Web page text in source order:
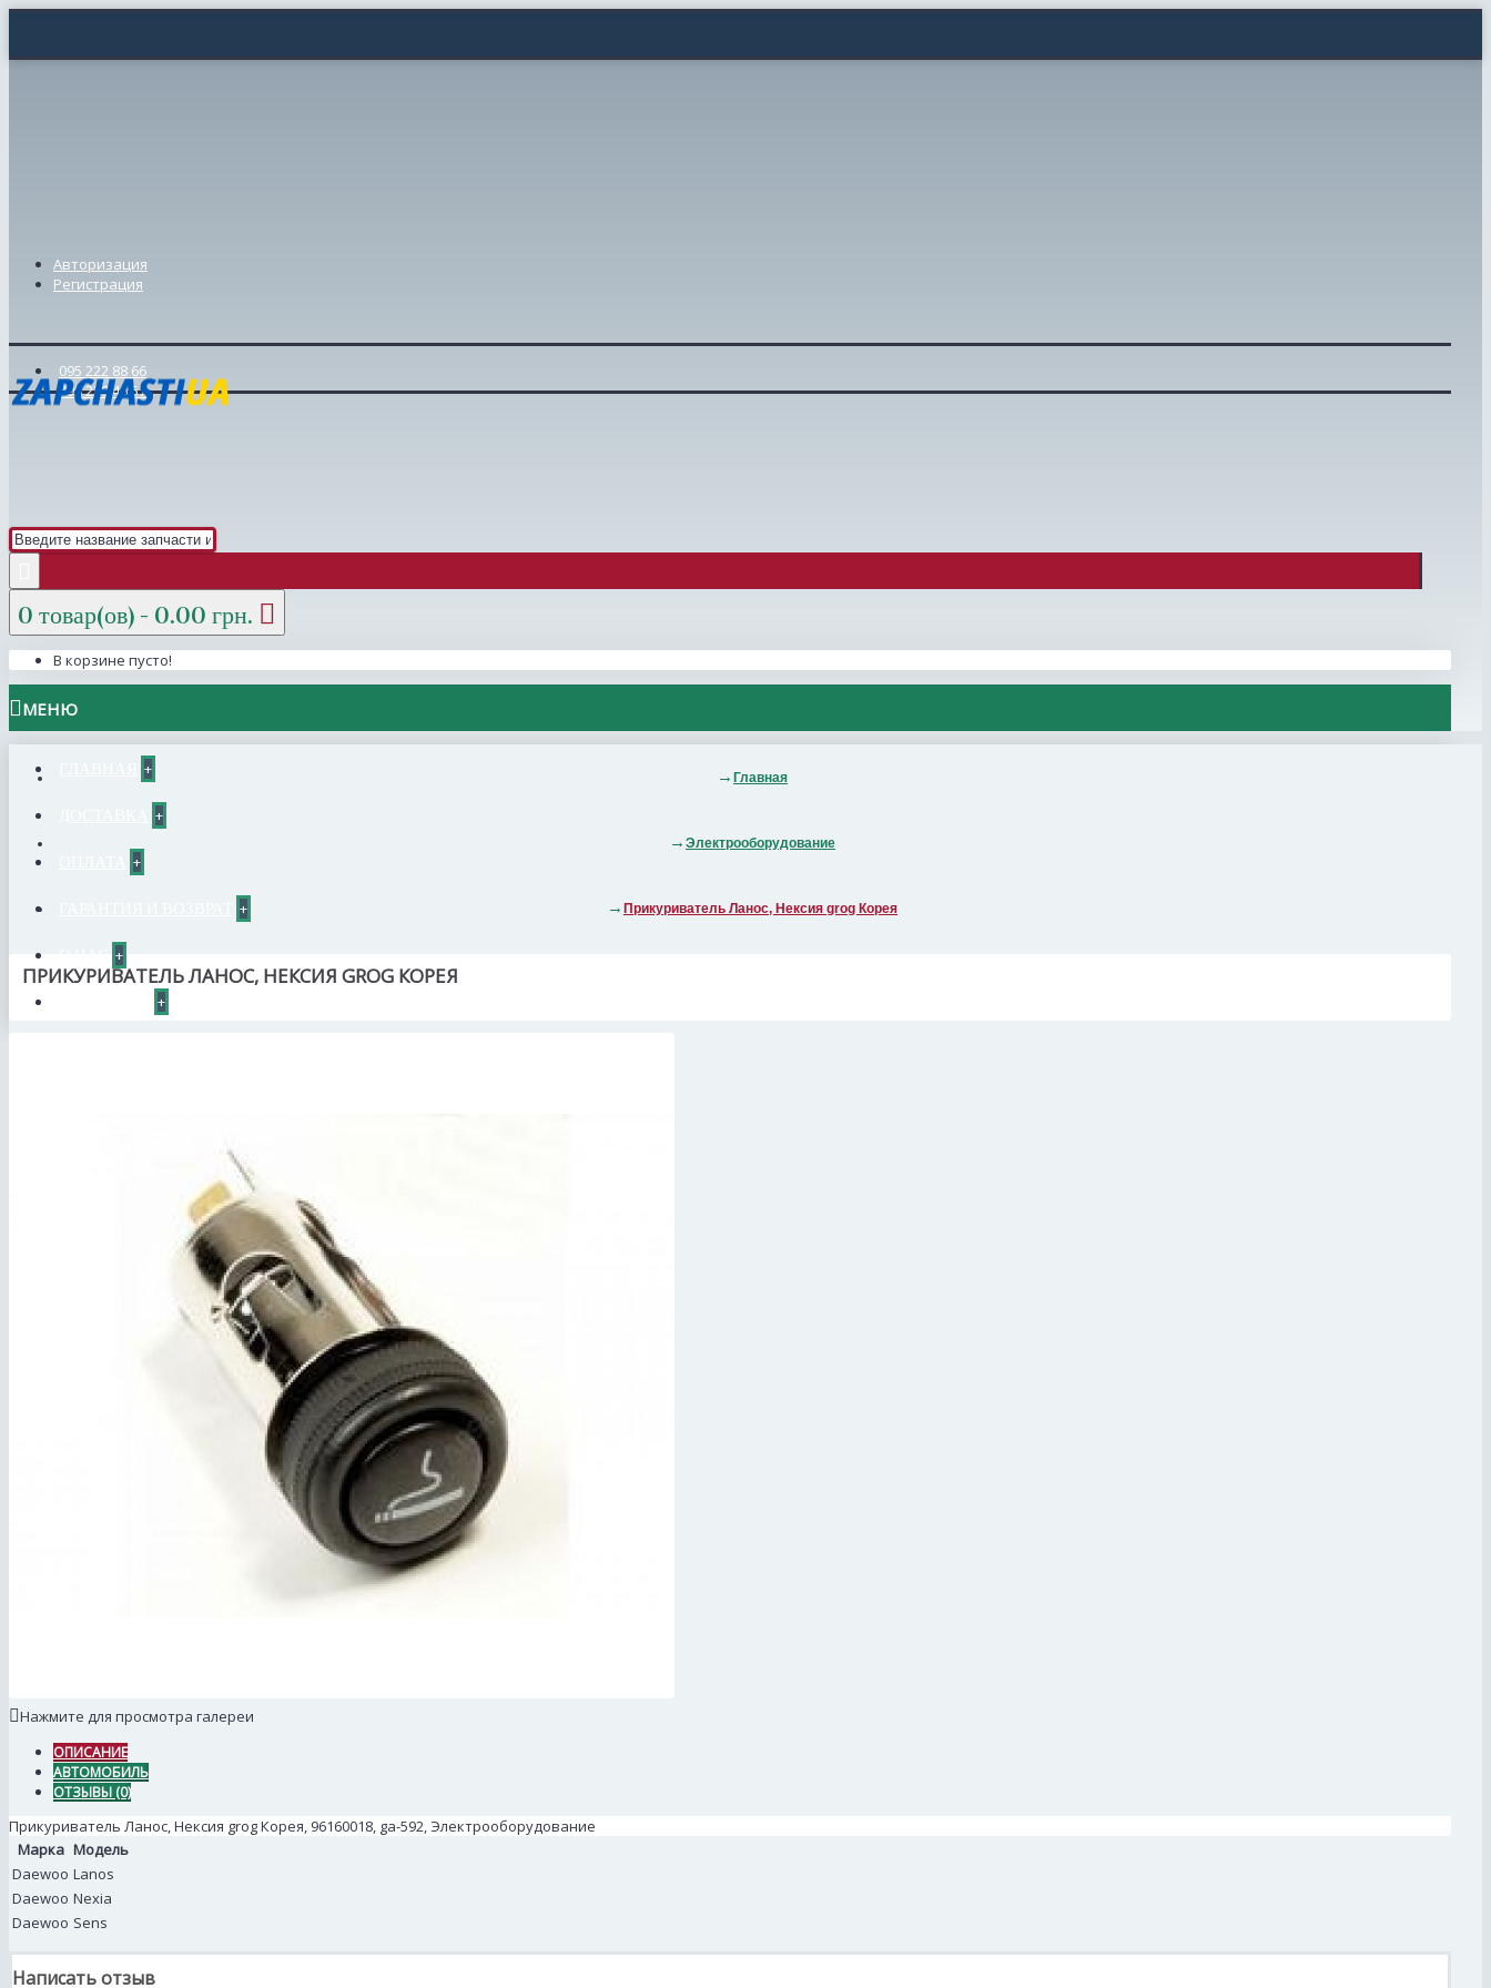
Авторизация
Регистрация
095 222 88 66
098 239 46 57
0 товар(ов) - 0.00 грн.
В корзине пусто!
МЕНЮ
+
+
+
+
+
+
Главная
Электрооборудование
Прикуриватель Ланос, Нексия grog Корея
ПРИКУРИВАТЕЛЬ ЛАНОС, НЕКСИЯ GROG КОРЕЯ
Нажмите для просмотра галереи
ОПИСАНИЕ
АВТОМОБИЛЬ
ОТЗЫВЫ (0)
Прикуриватель Ланос, Нексия grog Корея, 96160018, ga-592, Электрооборудование
Марка Модель
Daewoo Lanos
Daewoo Nexia
Daewoo Sens
Написать отзыв